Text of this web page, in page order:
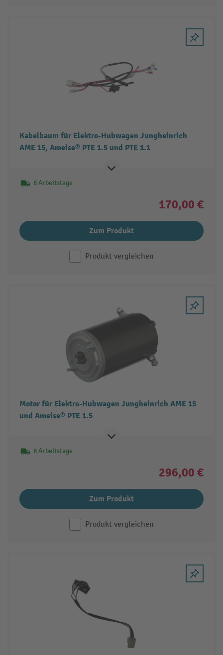
Kabelbaum für Elektro-Hubwagen Jungheinrich
AME 15, Ameise® PTE 1.5 und PTE 1.1
8 Arbeitstage
170,00 €
Zum Produkt
Produkt vergleichen
Motor für Elektro-Hubwagen Jungheinrich AME 15
und Ameise® PTE 1.5
8 Arbeitstage
296,00 €
Zum Produkt
Produkt vergleichen